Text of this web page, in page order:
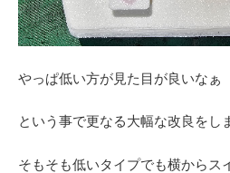
やっぱ低い方が見た目が良いなぁ
という事で更なる大幅な改良をし
そもそも低いタイプでも横からス